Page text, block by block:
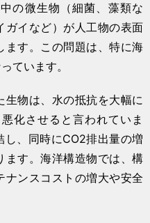
の微生物（細菌、藻類な
ガイなど）が人工物の表面
ます。この問題は、特に海
ています。
物は、水の抵抗を大幅に
悪化させると言われていま
、同時にCO2排出量の増
ます。海洋構造物では、構
ンスコストの増大や安全